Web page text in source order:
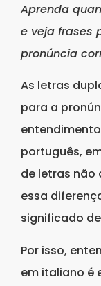
Aprenda
e veja frases
pronúncia
As letras
para a
português,
de letras não
essa
significado
Por isso,
em italiano é